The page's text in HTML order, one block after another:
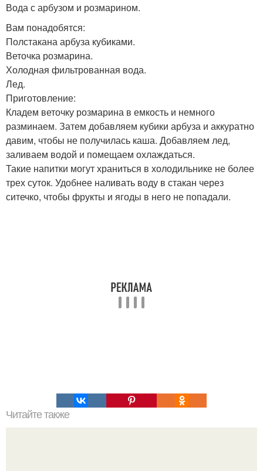
Вода с арбузом и розмарином.
Вам понадобятся:
Полстакана арбуза кубиками.
Веточка розмарина.
Холодная фильтрованная вода.
Лед.
Приготовление:
Кладем веточку розмарина в емкость и немного
разминаем. Затем добавляем кубики арбуза и аккуратно
давим, чтобы не получилась каша. Добавляем лед,
заливаем водой и помещаем охлаждаться.
Такие напитки могут храниться в холодильнике не более
трех суток. Удобнее наливать воду в стакан через
ситечко, чтобы фрукты и ягоды в него не попадали.
Читайте также